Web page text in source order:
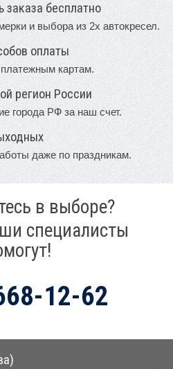
заказа бесплатно
и выбора из 2х автокресел.
оплаты
картам.
регион России
города РФ за наш счет.
даже по праздникам.
в выборе?
специалисты
12-62